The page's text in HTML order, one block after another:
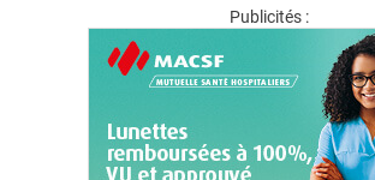
Publicités :